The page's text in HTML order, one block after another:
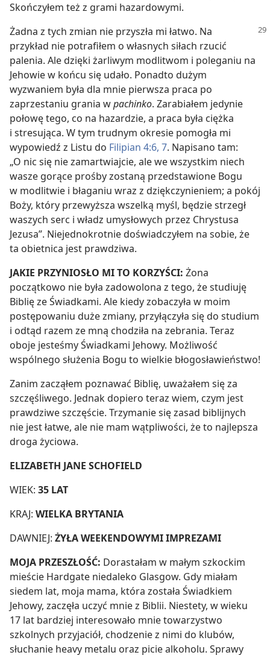
Skończyłem też z grami hazardowymi.
Żadna z tych zmian nie przyszła mi łatwo. Na
przykład nie potrafiłem o własnych siłach rzucić
palenia. Ale dzięki żarliwym modlitwom i poleganiu na
Jehowie w końcu się udało. Ponadto dużym
wyzwaniem była dla mnie pierwsza praca po
zaprzestaniu grania wpachinko. Zarabiałem jedynie
połowę tego, co na hazardzie, a praca była ciężka
i stresująca. W tym trudnym okresie pomogła mi
wypowiedź z Listu do Filipian 4:6, 7. Napisano tam:
„O nic się nie zamartwiajcie, ale we wszystkim niech
wasze gorące prośby zostaną przedstawione Bogu
w modlitwie i błaganiu wraz z dziękczynieniem; a pokój
Boży, który przewyższa wszelką myśl, będzie strzegł
waszych serc i władz umysłowych przez Chrystusa
Jezusa”. Niejednokrotnie doświadczyłem na sobie, że
ta obietnica jest prawdziwa.
JAKIE PRZYNIOSŁO MI TO KORZYŚCI: Żona
początkowo nie była zadowolona z tego, że studiuję
Biblię ze Świadkami. Ale kiedy zobaczyła w moim
postępowaniu duże zmiany, przyłączyła się do studium
i odtąd razem ze mną chodziła na zebrania. Teraz
oboje jesteśmy Świadkami Jehowy. Możliwość
wspólnego służenia Bogu to wielkie błogosławieństwo!
Zanim zacząłem poznawać Biblię, uważałem się za
szczęśliwego. Jednak dopiero teraz wiem, czym jest
prawdziwe szczęście. Trzymanie się zasad biblijnych
nie jest łatwe, ale nie mam wątpliwości, że to najlepsza
droga życiowa.
ELIZABETH JANE SCHOFIELD
WIEK: 35 LAT
KRAJ: WIELKA BRYTANIA
DAWNIEJ: ŻYŁA WEEKENDOWYMI IMPREZAMI
MOJA PRZESZŁOŚĆ: Dorastałam w małym szkockim
mieście Hardgate niedaleko Glasgow. Gdy miałam
siedem lat, moja mama, która została Świadkiem
Jehowy, zaczęła uczyć mnie z Biblii. Niestety, w wieku
17 lat bardziej interesowało mnie towarzystwo
szkolnych przyjaciół, chodzenie z nimi do klubów,
słuchanie heavy metalu oraz picie alkoholu. Sprawy